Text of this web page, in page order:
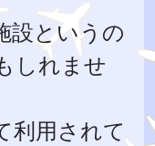
設というの
しれませ
利用されて